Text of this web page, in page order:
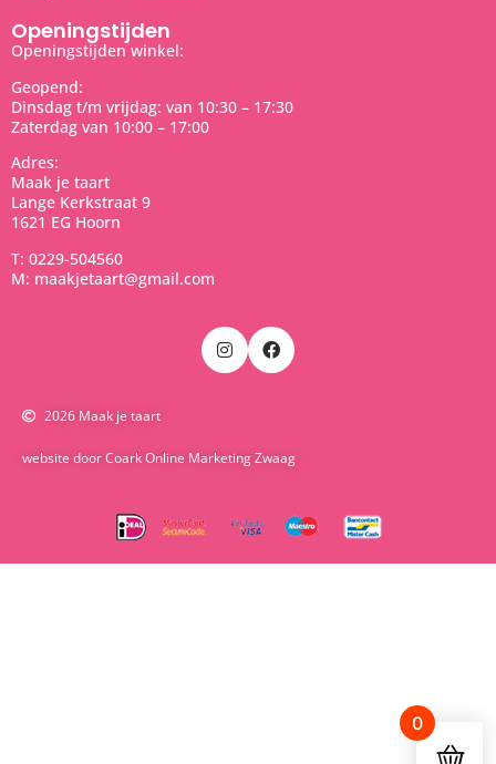
Openingstijden
Openingstijden winkel:
Geopend:
Dinsdag t/m vrijdag: van 10:30 – 17:30
Zaterdag van 10:00 – 17:00
Adres:
Maak je taart
Lange Kerkstraat 9
1621 EG Hoorn
T: 0229-504560
M: maakjetaart@gmail.com
2026 Maak je taart
website door Coark Online Marketing Zwaag
0